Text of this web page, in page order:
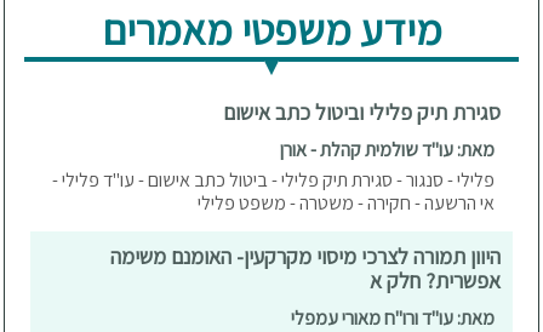
מידע משפטי מאמרים
סגירת תיק פלילי וביטול כתב אישום
מאת: עו"ד שולמית קהלת - אורן
פלילי - סנגור - סגירת תיק פלילי - ביטול כתב אישום - עו"ד פלילי -
אי הרשעה - חקירה - משטרה - משפט פלילי
היוון תמורה לצרכי מיסוי מקרקעין- האומנם משימה
אפשרית? חלק א
מאת: עו"ד ורו"ח מאורי עמפלי